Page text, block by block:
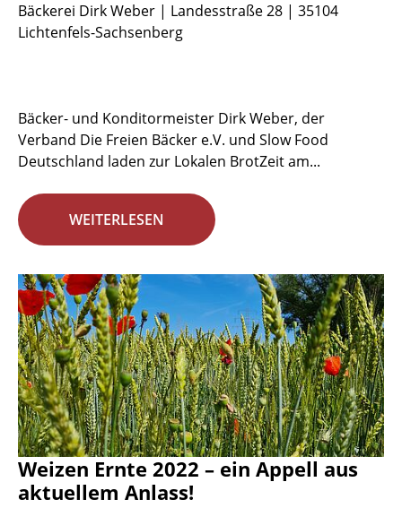
Bäckerei Dirk Weber | Landesstraße 28 | 35104
Lichtenfels-Sachsenberg
Bäcker- und Konditormeister Dirk Weber, der
Verband Die Freien Bäcker e.V. und Slow Food
Deutschland laden zur Lokalen BrotZeit am...
WEITERLESEN
Weizen Ernte 2022 – ein Appell aus
aktuellem Anlass!